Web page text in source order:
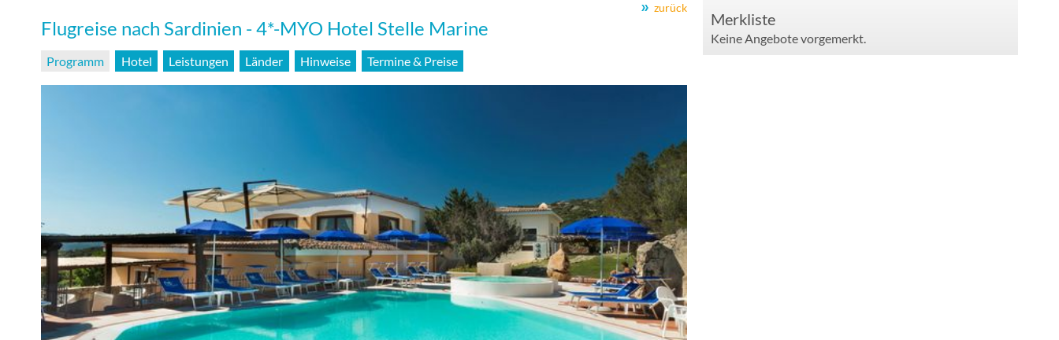
zurück
Flugreise nach Sardinien - 4*-MYO Hotel Stelle Marine
Programm Hotel Leistungen Länder Hinweise Termine & Preise
Merkliste
Keine Angebote vorgemerkt.